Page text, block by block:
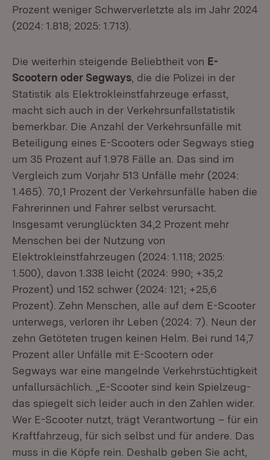
Prozent weniger Schwerverletzte als im Jahr 2024
(2024: 1.818; 2025: 1.713).
Die weiterhin steigende Beliebtheit von E-
Scootern oder Segways , die die Polizei in der
Statistik als Elektrokleinstfahrzeuge erfasst,
macht sich auch in der Verkehrsunfallstatistik
bemerkbar. Die Anzahl der Verkehrsunfälle mit
Beteiligung eines E-Scooters oder Segways stieg
um 35 Prozent auf 1.978 Fälle an. Das sind im
Vergleich zum Vorjahr 513 Unfälle mehr (2024:
1.465). 70,1 Prozent der Verkehrsunfälle haben die
Fahrerinnen und Fahrer selbst verursacht.
Insgesamt verunglückten 34,2 Prozent mehr
Menschen bei der Nutzung von
Elektrokleinstfahrzeugen (2024: 1.118; 2025:
1.500), davon 1.338 leicht (2024: 990; +35,2
Prozent) und 152 schwer (2024: 121; +25,6
Prozent). Zehn Menschen, alle auf dem E-Scooter
unterwegs, verloren ihr Leben (2024: 7). Neun der
zehn Getöteten trugen keinen Helm. Bei rund 14,7
Prozent aller Unfälle mit E-Scootern oder
Segways war eine mangelnde Verkehrstüchtigkeit
unfallursächlich. „E-Scooter sind kein Spielzeug-
das spiegelt sich leider auch in den Zahlen wider.
Wer E-Scooter nutzt, trägt Verantwortung – für ein
Kraftfahrzeug, für sich selbst und für andere. Das
muss in die Köpfe rein. Deshalb geben Sie acht,